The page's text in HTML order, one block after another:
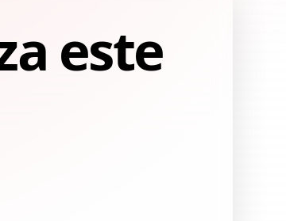
este